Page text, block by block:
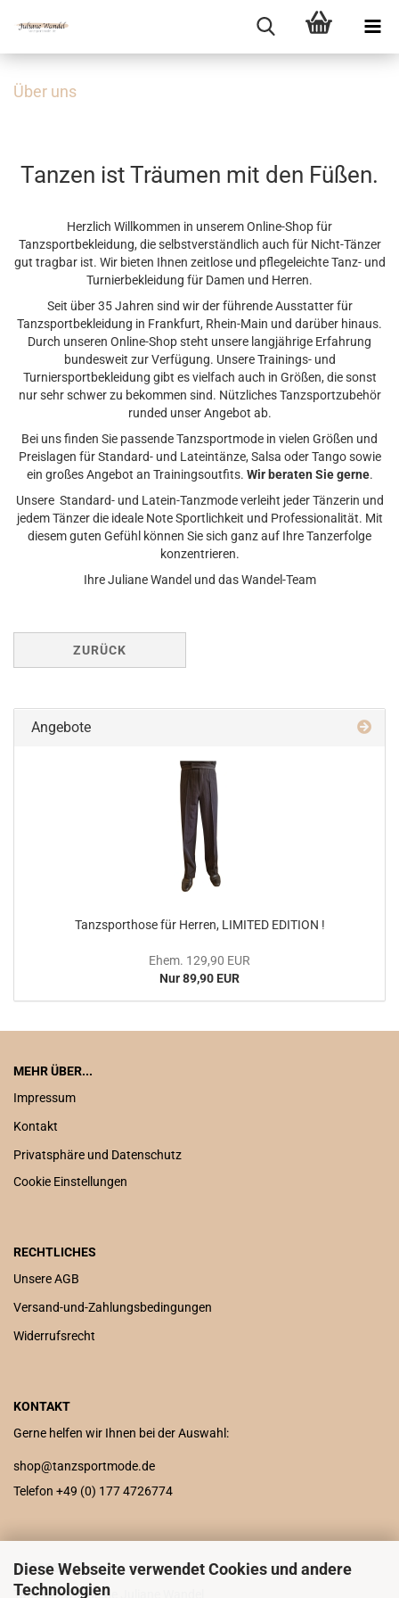
Diese Webseite verwendet Cookies und andere
Technologien
Über uns
Tanzen ist Träumen mit den Füßen.
Herzlich Willkommen in unserem Online-Shop für
Tanzsportbekleidung, die selbstverständlich auch für Nicht-Tänzer
gut tragbar ist. Wir bieten Ihnen zeitlose und pflegeleichte Tanz- und
Turnierbekleidung für Damen und Herren.
Seit über 35 Jahren sind wir der führende Ausstatter für
Tanzsportbekleidung in Frankfurt, Rhein-Main und darüber hinaus.
Durch unseren Online-Shop steht unsere langjährige Erfahrung
bundesweit zur Verfügung. Unsere Trainings- und
Turniersportbekleidung gibt es vielfach auch in Größen, die sonst
nur sehr schwer zu bekommen sind. Nützliches Tanzsportzubehör
runded unser Angebot ab.
Bei uns finden Sie passende Tanzsportmode in vielen Größen und
Preislagen für Standard- und Lateintänze, Salsa oder Tango sowie
ein großes Angebot an Trainingsoutfits. Wir beraten Sie gerne.
Unsere Standard- und Latein-Tanzmode verleiht jeder Tänzerin und
jedem Tänzer die ideale Note Sportlichkeit und Professionalität. Mit
diesem guten Gefühl können Sie sich ganz auf Ihre Tanzerfolge
konzentrieren.
Ihre Juliane Wandel und das Wandel-Team
ZURÜCK
Angebote
Tanzsporthose für Herren, LIMITED EDITION !
Ehem. 129,90 EUR
Nur 89,90 EUR
MEHR ÜBER...
Impressum
Kontakt
Privatsphäre und Datenschutz
Cookie Einstellungen
RECHTLICHES
Unsere AGB
Versand-und-Zahlungsbedingungen
Widerrufsrecht
KONTAKT
Gerne helfen wir Ihnen bei der Auswahl:
shop@tanzsportmode.de
Telefon +49 (0) 177 4726774
ADRESSE
Tanzsportmode.de Juliane Wandel